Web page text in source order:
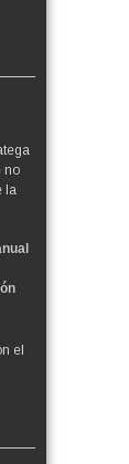
no
la
el